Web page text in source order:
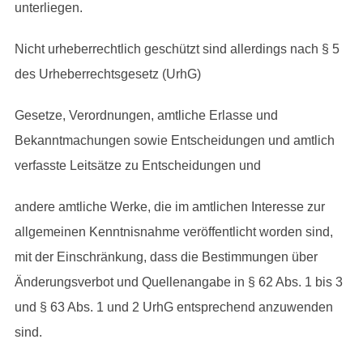
unterliegen.
Nicht urheberrechtlich geschützt sind allerdings nach § 5
des Urheberrechtsgesetz (UrhG)
Gesetze, Verordnungen, amtliche Erlasse und
Bekanntmachungen sowie Entscheidungen und amtlich
verfasste Leitsätze zu Entscheidungen und
andere amtliche Werke, die im amtlichen Interesse zur
allgemeinen Kenntnisnahme veröffentlicht worden sind,
mit der Einschränkung, dass die Bestimmungen über
Änderungsverbot und Quellenangabe in § 62 Abs. 1 bis 3
und § 63 Abs. 1 und 2 UrhG entsprechend anzuwenden
sind.